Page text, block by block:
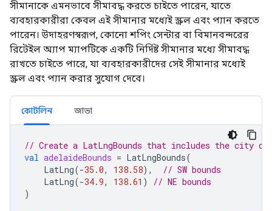
সীমানাকে এমনভাবে সীমাবদ্ধ করতে চাইতে পারেন, যাতে
ব্যবহারকারীরা কেবল এই সীমানার মধ্যেই স্ক্রল এবং প্যান করতে
পারেন। উদাহরণস্বরূপ, কোনো শপিং সেন্টার বা বিমানবন্দরের
রিটেইল অ্যাপ ম্যাপটিকে একটি নির্দিষ্ট সীমানার মধ্যে সীমাবদ্ধ
রাখতে চাইতে পারে, যা ব্যবহারকারীদের সেই সীমানার মধ্যেই
স্ক্রল এবং প্যান করার সুযোগ দেবে।
কোটলিন জাভা
// Create a LatLngBounds that includes the city
val adelaideBounds = LatLngBounds(
LatLng(-35.0, 138.58),
// SW bounds
LatLng(-34.9, 138.61 )
// NE bounds
)